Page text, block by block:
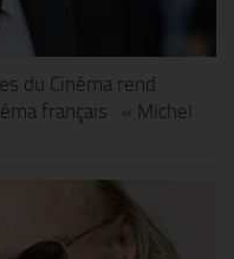
du Cinéma rend
français : « Michel